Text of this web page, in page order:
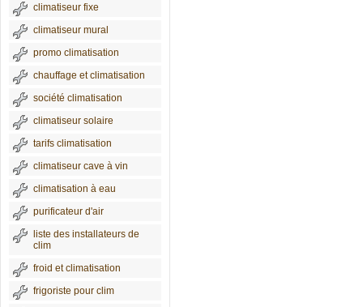
climatiseur fixe
climatiseur mural
promo climatisation
chauffage et climatisation
société climatisation
climatiseur solaire
tarifs climatisation
climatiseur cave à vin
climatisation à eau
purificateur d'air
liste des installateurs de
clim
froid et climatisation
frigoriste pour clim